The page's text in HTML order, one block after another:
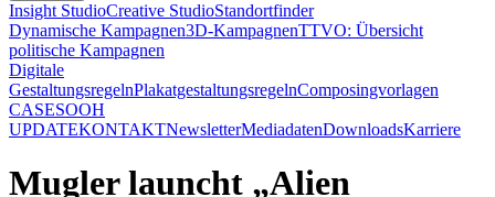
Insight StudioCreative StudioStandortfinder
Dynamische Kampagnen3D-KampagnenTTVO: Übersicht
politische Kampagnen
Digitale
GestaltungsregelnPlakatgestaltungsregelnComposingvorlagen
CASESOOH
UPDATEKONTAKTNewsletterMediadatenDownloadsKarriere
Mugler launcht „Alien